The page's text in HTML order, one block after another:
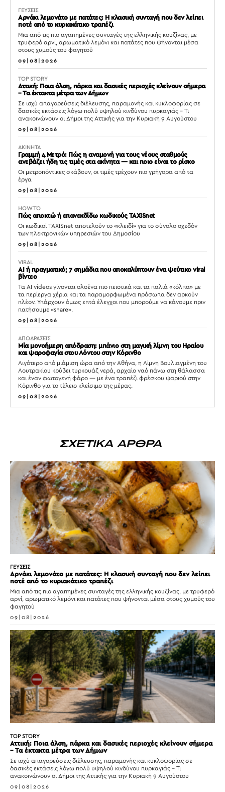
ΓΕΥΣΕΙΣ
Αρνάκι λεμονάτο με πατάτες: Η κλασική συνταγή που δεν λείπει
ποτέ από το κυριακάτικο τραπέζι
Μια από τις πιο αγαπημένες συνταγές της ελληνικής κουζίνας, με
τρυφερό αρνί, αρωματικό λεμόνι και πατάτες που ψήνονται μέσα
στους χυμούς του φαγητού
09|08|2026
TOP STORY
Αττική: Ποια άλση, πάρκα και δασικές περιοχές κλείνουν σήμερα
– Τα έκτακτα μέτρα των Δήμων
Σε ισχύ απαγορεύσεις διέλευσης, παραμονής και κυκλοφορίας σε
δασικές εκτάσεις λόγω πολύ υψηλού κινδύνου πυρκαγιάς – Τι
ανακοινώνουν οι Δήμοι της Αττικής για την Κυριακή 9 Αυγούστου
09|08|2026
ΑΚΙΝΗΤΑ
Γραμμή 4 Μετρό: Πώς η αναμονή για τους νέους σταθμούς
ανεβάζει ήδη τις τιμές στα ακίνητα — και ποιο είναι το ρίσκο
Οι μετροπόντικες σκάβουν, οι τιμές τρέχουν πιο γρήγορα από τα
έργα
09|08|2026
HOW TO
Πώς αποκτώ ή επανεκδίδω κωδικούς TAXISnet
Οι κωδικοί TAXISnet αποτελούν το «κλειδί» για το σύνολο σχεδόν
των ηλεκτρονικών υπηρεσιών του Δημοσίου
09|08|2026
VIRAL
AI ή πραγματικό; 7 σημάδια που αποκαλύπτουν ένα ψεύτικο viral
βίντεο
Τα AI videos γίνονται ολοένα πιο πειστικά και τα παλιά «κόλπα» με
τα περίεργα χέρια και τα παραμορφωμένα πρόσωπα δεν αρκούν
πλέον. Υπάρχουν όμως επτά έλεγχοι που μπορούμε να κάνουμε πριν
πατήσουμε «share».
09|08|2026
ΑΠΟΔΡΑΣΕΙΣ
Μία μονοήμερη απόδραση: μπάνιο στη μαγική λίμνη του Ηραίου
και ψαροφαγία στου Λόντου στην Κόρινθο
Λιγότερο από μιάμιση ώρα από την Αθήνα, η Λίμνη Βουλιαγμένη του
Λουτρακίου κρύβει τυρκουάζ νερά, αρχαίο ναό πάνω στη θάλασσα
και έναν φωτογενή φάρο — με ένα τραπέζι φρέσκου ψαριού στην
Κόρινθο για το τέλειο κλείσιμο της μέρας.
09|08|2026
ΣΧΕΤΙΚΑ ΑΡΘΡΑ
ΓΕΥΣΕΙΣ
Αρνάκι λεμονάτο με πατάτες: Η κλασική συνταγή που δεν λείπει
ποτέ από το κυριακάτικο τραπέζι
Μια από τις πιο αγαπημένες συνταγές της ελληνικής κουζίνας, με τρυφερό
αρνί, αρωματικό λεμόνι και πατάτες που ψήνονται μέσα στους χυμούς του
φαγητού
09|08|2026
TOP STORY
Αττική: Ποια άλση, πάρκα και δασικές περιοχές κλείνουν σήμερα
– Τα έκτακτα μέτρα των Δήμων
Σε ισχύ απαγορεύσεις διέλευσης, παραμονής και κυκλοφορίας σε
δασικές εκτάσεις λόγω πολύ υψηλού κινδύνου πυρκαγιάς – Τι
ανακοινώνουν οι Δήμοι της Αττικής για την Κυριακή 9 Αυγούστου
09|08|2026